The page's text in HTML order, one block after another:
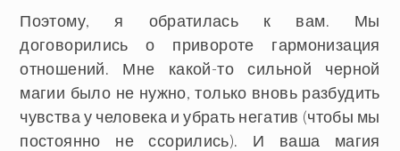
Поэтому, я обратилась к вам. Мы
договорились о привороте гармонизация
отношений. Мне какой-то сильной черной
магии было не нужно, только вновь разбудить
чувства у человека и убрать негатив (чтобы мы
постоянно не ссорились). И ваша магия